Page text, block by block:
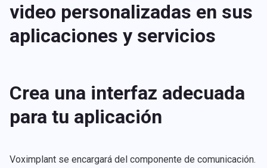
video personalizadas en sus
aplicaciones y servicios
Crea una interfaz adecuada
para tu aplicación
Voximplant se encargará del componente de comunicación.